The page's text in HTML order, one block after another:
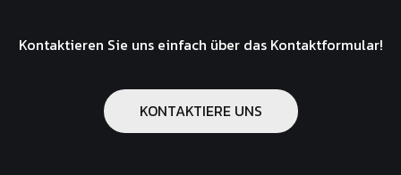
Kontaktieren Sie uns einfach über das Kontaktformular!
KONTAKTIERE UNS